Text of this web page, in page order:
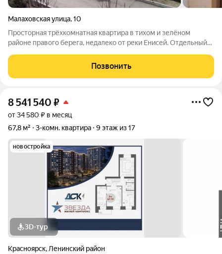
Малаховская улица,10
Просторная трёхкомнатная квартира в тихом и зелёном
районе правого берега, недалеко от реки Енисей. Отдельный
Рядом с домом развитая инфраструктура: спортивные
комплексы, школы, детские сады,
Позвонить
8 541 540 ₽
от 34 580 ₽ в месяц
67,8 м²
3-комн. квартира 9 этаж из 17
новостройка
3D-тур
Красноярск, Ленинский район